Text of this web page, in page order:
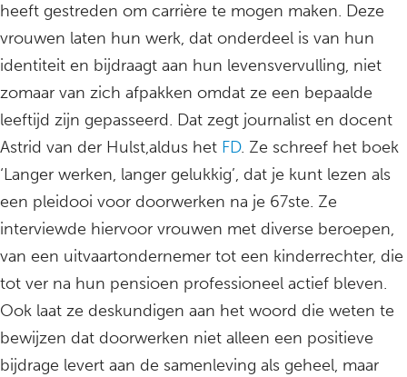
heeft gestreden om carrière te mogen maken. Deze
vrouwen laten hun werk, dat onderdeel is van hun
identiteit en bijdraagt aan hun levensvervulling, niet
zomaar van zich afpakken omdat ze een bepaalde
leeftijd zijn gepasseerd. Dat zegt journalist en docent
Astrid van der Hulst,aldus het FD. Ze schreef het boek
‘Langer werken, langer gelukkig’, dat je kunt lezen als
een pleidooi voor doorwerken na je 67ste. Ze
interviewde hiervoor vrouwen met diverse beroepen,
van een uitvaartondernemer tot een kinderrechter, die
tot ver na hun pensioen professioneel actief bleven.
Ook laat ze deskundigen aan het woord die weten te
bewijzen dat doorwerken niet alleen een positieve
bijdrage levert aan de samenleving als geheel, maar